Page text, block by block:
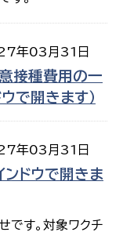
年03月31日
接種費用の一
で開きます）
年03月31日
ンドウで開きま
です。対象ワクチ